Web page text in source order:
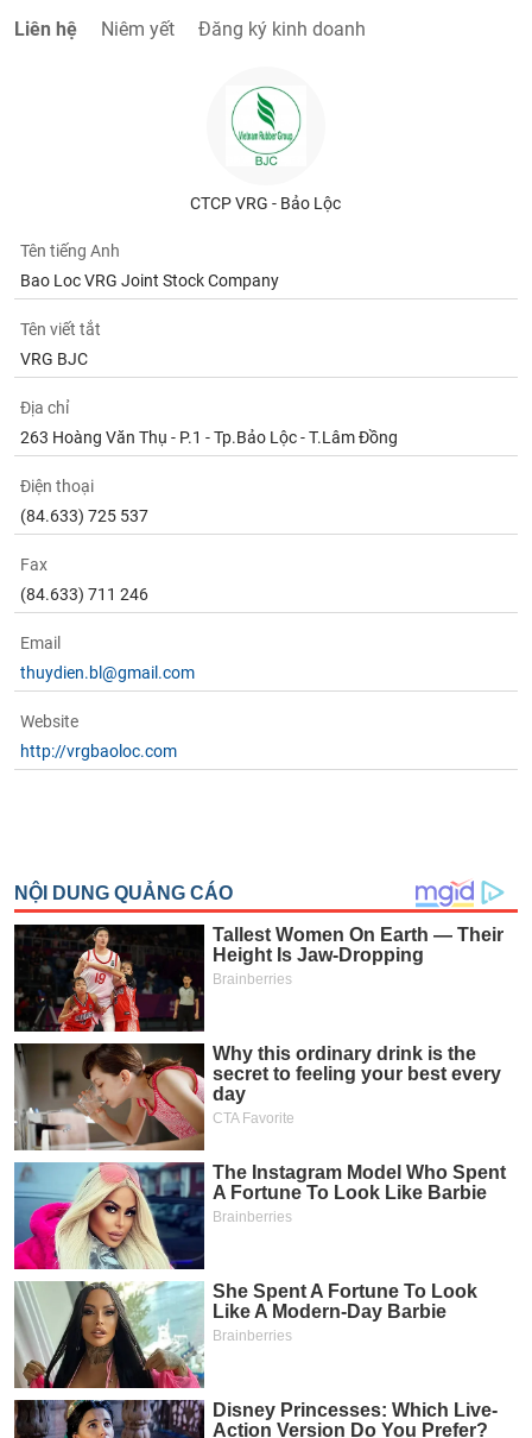
Liên hệ Niêm yết Đăng ký kinh doanh
CTCP VRG - Bảo Lộc
Tên tiếng Anh
Bao Loc VRG Joint Stock Company
Tên viết tắt
VRG BJC
Địa chỉ
263 Hoàng Văn Thụ - P.1 - Tp.Bảo Lộc - T.Lâm Đồng
Điện thoại
(84.633) 725 537
Fax
(84.633) 711 246
Email
thuydien.bl@gmail.com
Website
http://vrgbaoloc.com